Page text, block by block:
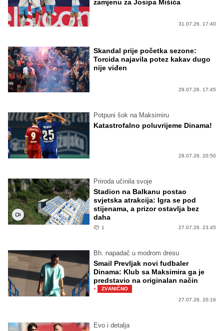
zamjenu za Josipa Mišića
31.07.26. 17:40
Skandal prije početka sezone:
Torcida najavila potez kakav dugo
nije viđen
29.07.26. 17:45
Potpuni šok na Maksimiru
Katastrofalno poluvrijeme Dinama!
28.07.26. 20:50
Priroda učinila svoje
Stadion na Balkanu postao
svjetska atrakcija: Igra se pod
stijenama, a prizor ostavlja bez
daha
1 27.07.26. 23:45
Bh. napadač u modrom dresu
Smail Prevljak novi fudbaler
Dinama: Klub sa Maksimira ga je
predstavio na originalan način
·
ZVANIČNO
27.07.26. 20:16
Evo i detalja